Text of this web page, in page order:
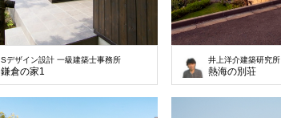
Sデザイン設計 一級建築士事務所
鎌倉の家1
井上洋介建築研究所
熱海の別荘